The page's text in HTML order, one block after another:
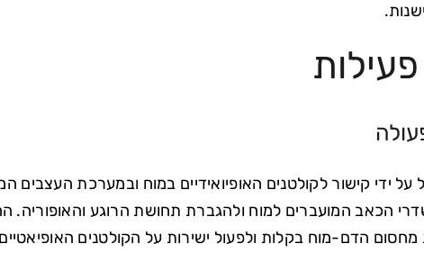
פעילות
הכאב המועברים למוח ולהגברת תחושת הרוגע והאופוריה.
הדם-מוח בקלות ולפעול ישירות על הקולטנים